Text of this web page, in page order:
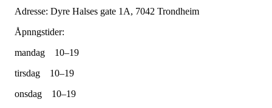
Adresse: Dyre Halses gate 1A, 7042 Trondheim
Åpnngstider:
mandag
10–19
tirsdag
10–19
onsdag
10–19